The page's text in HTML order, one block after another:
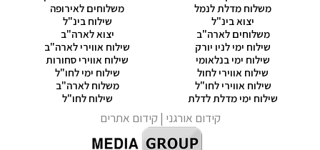
משלוח מדלת לנמל
משלוחים לאירופה
יצוא בינ"ל
שילוח בינ"ל
משלוחים לארה"ב
יצוא לארה"ב
שילוח ימי לניו יורק
שילוח אווירי לארה"ב
שילוח ימי בנלאומי
שילוח אווירי סחורות
שילוח אווירי לחול
שילוח ימי לחו"ל
שילוח אווירי לחו"ל
משלוח לארה"ב
שילוח ימי מדלת לדלת
שילוח לחו"ל
קידום אורגני | קידום אתרים